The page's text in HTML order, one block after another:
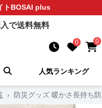
トBOSAI plus
で送料無料
0 0
人気ランキング
› 防災グッズ 暖かさ長持ち